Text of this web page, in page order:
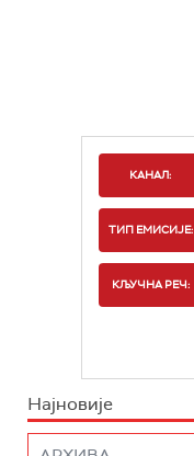
КАНАЛ:
ТИП ЕМИСИЈЕ:
КЉУЧНА РЕЧ:
Најновије